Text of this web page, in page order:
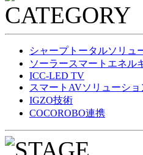
シャープトータルソリュ
ソーラースマートエネル
ICC-LED TV
スマートAVソリューショ
IGZO技術
COCOROBO連携